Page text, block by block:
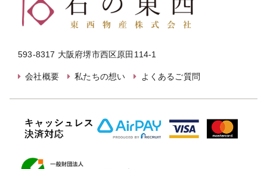
593-8317 大阪府堺市西区原田114-1
会社概要 私たちの想い よくあるご質問